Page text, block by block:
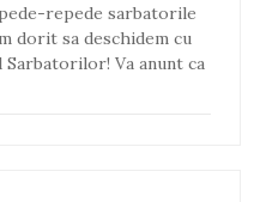
repede sarbatorile
dorit sa deschidem cu
Va anunt ca